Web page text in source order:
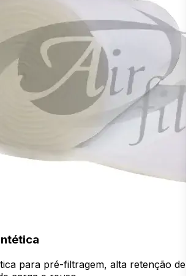
para pré-filtragem, alta retenção de